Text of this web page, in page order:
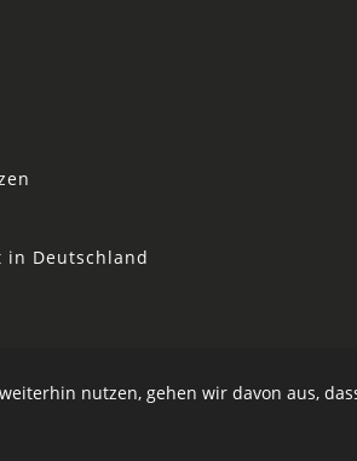
in Deutschland
nutzen, gehen wir davon aus,